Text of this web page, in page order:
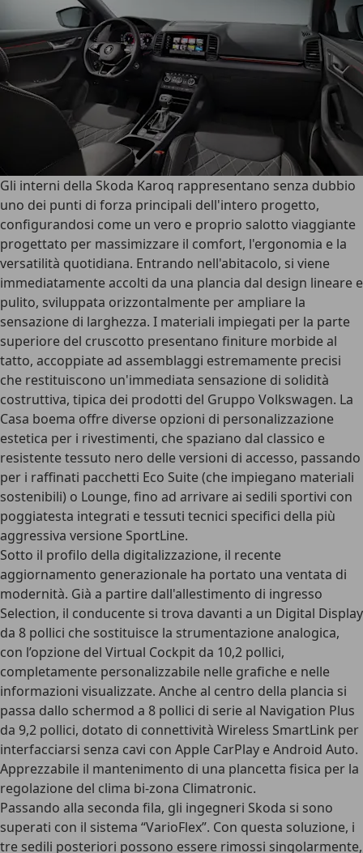
Gli interni della Skoda Karoq rappresentano senza dubbio
uno dei punti di forza principali dell'intero progetto,
configurandosi come un vero e proprio salotto viaggiante
progettato per massimizzare il comfort, l'ergonomia e la
versatilità quotidiana. Entrando nell'abitacolo, si viene
immediatamente accolti da una plancia dal design lineare e
pulito, sviluppata orizzontalmente per ampliare la
sensazione di larghezza. I materiali impiegati per la parte
superiore del cruscotto presentano finiture morbide al
tatto, accoppiate ad assemblaggi estremamente precisi
che restituiscono un'immediata sensazione di solidità
costruttiva, tipica dei prodotti del Gruppo Volkswagen. La
Casa boema offre diverse opzioni di personalizzazione
estetica per i rivestimenti, che spaziano dal classico e
resistente tessuto nero delle versioni di accesso, passando
per i raffinati pacchetti Eco Suite (che impiegano materiali
sostenibili) o Lounge, fino ad arrivare ai sedili sportivi con
poggiatesta integrati e tessuti tecnici specifici della più
aggressiva versione SportLine.
Sotto il profilo della digitalizzazione, il recente
aggiornamento generazionale ha portato una ventata di
modernità. Già a partire dall'allestimento di ingresso
Selection, il conducente si trova davanti a un Digital Display
da 8 pollici che sostituisce la strumentazione analogica,
con l’opzione del Virtual Cockpit da 10,2 pollici,
completamente personalizzabile nelle grafiche e nelle
informazioni visualizzate. Anche al centro della plancia si
passa dallo schermod a 8 pollici di serie al Navigation Plus
da 9,2 pollici, dotato di connettività Wireless SmartLink per
interfacciarsi senza cavi con Apple CarPlay e Android Auto.
Apprezzabile il mantenimento di una plancetta fisica per la
regolazione del clima bi-zona Climatronic.
Passando alla seconda fila, gli ingegneri Skoda si sono
superati con il sistema “VarioFlex”. Con questa soluzione, i
tre sedili posteriori possono essere rimossi singolarmente,